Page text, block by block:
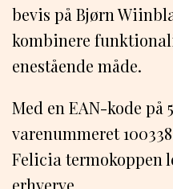
bevis på Bjørn
kombinere
enestående måde.
Med en EAN-kode på
varenummeret
Felicia termokoppen
erhverve.